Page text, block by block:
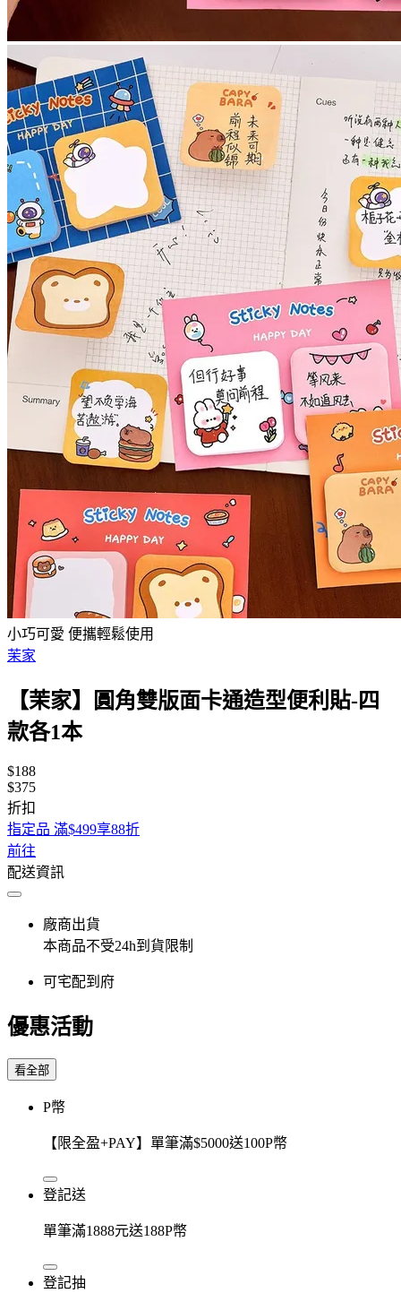
小巧可愛 便攜輕鬆使用
茉家
【茉家】圓角雙版面卡通造型便利貼-四
款各1本
$188
$375
折扣
指定品 滿$499享88折
前往
配送資訊
廠商出貨
本商品不受24h到貨限制
可宅配到府
優惠活動
看全部
P幣
【限全盈+PAY】單筆滿$5000送100P幣
登記送
單筆滿1888元送188P幣
登記抽